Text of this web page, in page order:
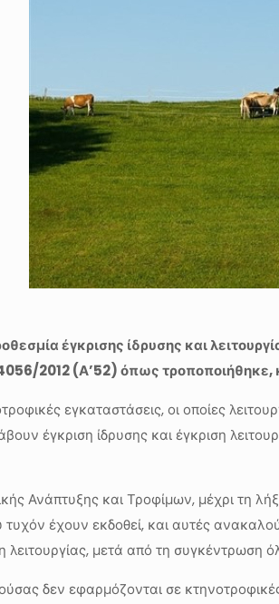
έγκρισης ίδρυσης και
2012 (Α’52) όπως
εγκαταστάσεις, οι οποίες
έγκριση ίδρυσης και έγκριση
Ανάπτυξης και Τροφίμων, μέχρι τη
έχουν εκδοθεί, και αυτές
μετά από τη συγκέντρωση
δεν εφαρμόζονται σε